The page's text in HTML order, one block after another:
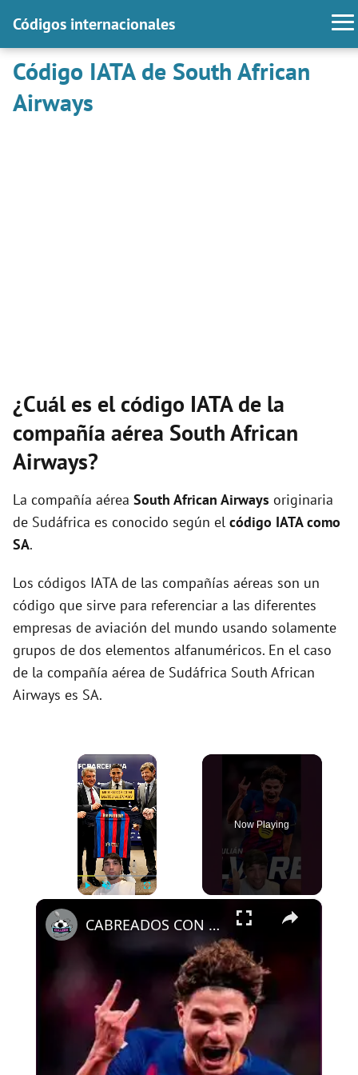
Códigos internacionales
Código IATA de South African
Airways
¿Cuál es el código IATA de la
compañía aérea South African
Airways?
La compañía aérea South African Airways originaria
de Sudáfrica es conocido según el código IATA como
SA.
Los códigos IATA de las compañías aéreas son un
código que sirve para referenciar a las diferentes
empresas de aviación del mundo usando solamente
grupos de dos elementos alfanuméricos. En el caso
de la compañía aérea de Sudáfrica South African
Airways es SA.
×
Now Playing
×
CABREADOS CON ALEMANY